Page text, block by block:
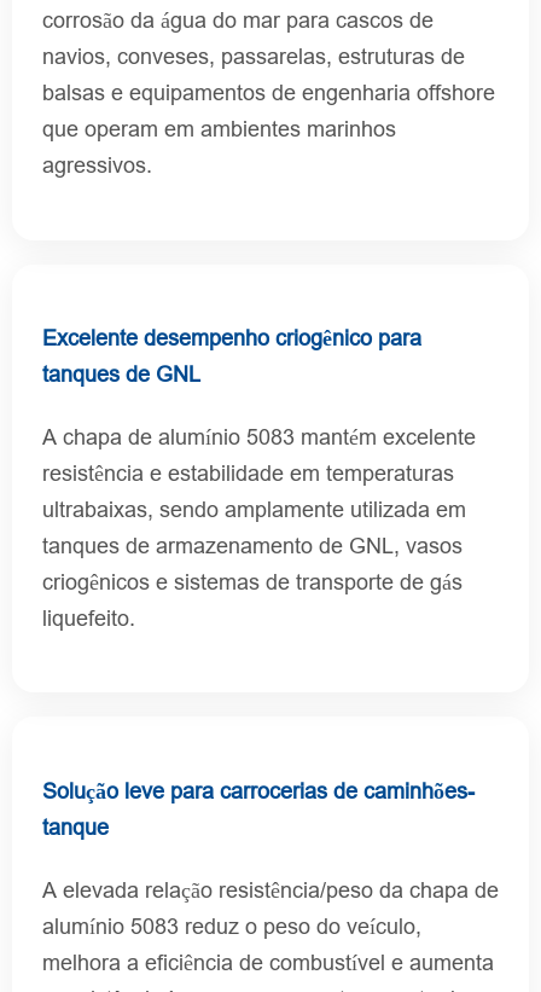
corrosão da água do mar para cascos de
navios, conveses, passarelas, estruturas de
balsas e equipamentos de engenharia offshore
que operam em ambientes marinhos
agressivos.
Excelente desempenho criogênico para
tanques de GNL
A chapa de alumínio 5083 mantém excelente
resistência e estabilidade em temperaturas
ultrabaixas, sendo amplamente utilizada em
tanques de armazenamento de GNL, vasos
criogênicos e sistemas de transporte de gás
liquefeito.
Solução leve para carrocerias de caminhões-
tanque
A elevada relação resistência/peso da chapa de
alumínio 5083 reduz o peso do veículo,
melhora a eficiência de combustível e aumenta